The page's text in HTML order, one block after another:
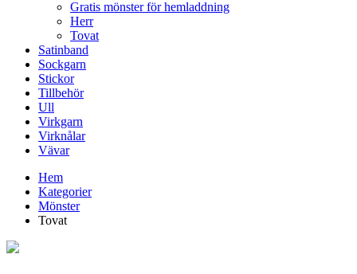
Gratis mönster för hemladdning
Herr
Tovat
Satinband
Sockgarn
Stickor
Tillbehör
Ull
Virkgarn
Virknålar
Vävar
Hem
Kategorier
Mönster
Tovat